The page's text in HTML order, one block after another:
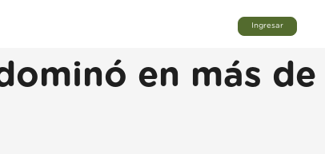
Ingresar
en más de